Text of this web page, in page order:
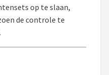
op te slaan,
de controle te